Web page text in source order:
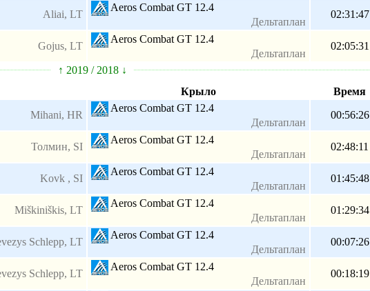
Aliai, LT
Aeros Combat GT 12.4
Дельтаплан
02:31:47
Gojus, LT
Aeros Combat GT 12.4
Дельтаплан
02:05:31
↑ 2019 / 2018 ↓
Крыло Время
Mihani, HR
Aeros Combat GT 12.4
Дельтаплан
00:56:26
Толмин, SI
Aeros Combat GT 12.4
Дельтаплан
02:48:11
Kovk , SI
Aeros Combat GT 12.4
Дельтаплан
01:45:48
Miškiniškis, LT
Aeros Combat GT 12.4
Дельтаплан
01:29:34
Schlepp, LT
Aeros Combat GT 12.4
Дельтаплан
00:07:26
Schlepp, LT
Aeros Combat GT 12.4
Дельтаплан
00:18:19